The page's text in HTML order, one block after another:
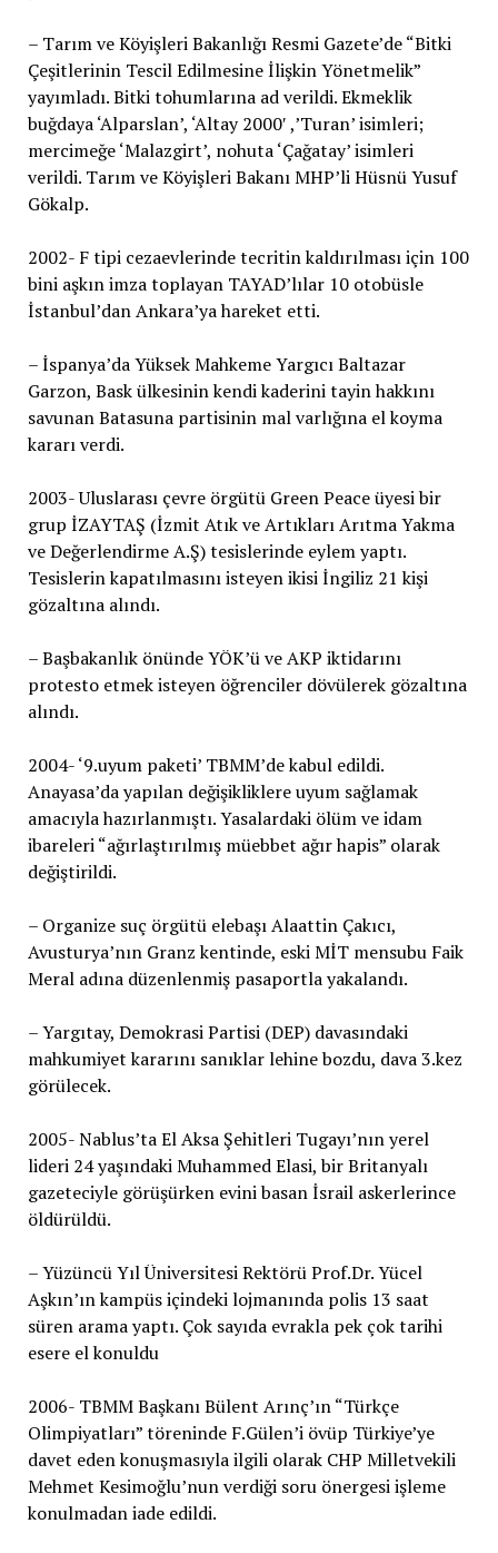
– Tarım ve Köyişleri Bakanlığı Resmi Gazete’de “Bitki
Çeşitlerinin Tescil Edilmesine İlişkin Yönetmelik”
yayımladı. Bitki tohumlarına ad verildi. Ekmeklik
buğdaya ‘Alparslan’, ‘Altay 2000′ ,’Turan’ isimleri;
mercimeğe ‘Malazgirt’, nohuta ‘Çağatay’ isimleri
verildi. Tarım ve Köyişleri Bakanı MHP’li Hüsnü Yusuf
Gökalp.
2002- F tipi cezaevlerinde tecritin kaldırılması için 100
bini aşkın imza toplayan TAYAD’lılar 10 otobüsle
İstanbul’dan Ankara’ya hareket etti.
– İspanya’da Yüksek Mahkeme Yargıcı Baltazar
Garzon, Bask ülkesinin kendi kaderini tayin hakkını
savunan Batasuna partisinin mal varlığına el koyma
kararı verdi.
2003- Uluslarası çevre örgütü Green Peace üyesi bir
grup İZAYTAŞ (İzmit Atık ve Artıkları Arıtma Yakma
ve Değerlendirme A.Ş) tesislerinde eylem yaptı.
Tesislerin kapatılmasını isteyen ikisi İngiliz 21 kişi
gözaltına alındı.
– Başbakanlık önünde YÖK’ü ve AKP iktidarını
protesto etmek isteyen öğrenciler dövülerek gözaltına
alındı.
2004- ‘9.uyum paketi’ TBMM’de kabul edildi.
Anayasa’da yapılan değişikliklere uyum sağlamak
amacıyla hazırlanmıştı. Yasalardaki ölüm ve idam
ibareleri “ağırlaştırılmış müebbet ağır hapis” olarak
değiştirildi.
– Organize suç örgütü elebaşı Alaattin Çakıcı,
Avusturya’nın Granz kentinde, eski MİT mensubu Faik
Meral adına düzenlenmiş pasaportla yakalandı.
– Yargıtay, Demokrasi Partisi (DEP) davasındaki
mahkumiyet kararını sanıklar lehine bozdu, dava 3.kez
görülecek.
2005- Nablus’ta El Aksa Şehitleri Tugayı’nın yerel
lideri 24 yaşındaki Muhammed Elasi, bir Britanyalı
gazeteciyle görüşürken evini basan İsrail askerlerince
öldürüldü.
– Yüzüncü Yıl Üniversitesi Rektörü Prof.Dr. Yücel
Aşkın’ın kampüs içindeki lojmanında polis 13 saat
süren arama yaptı. Çok sayıda evrakla pek çok tarihi
esere el konuldu
2006- TBMM Başkanı Bülent Arınç’ın “Türkçe
Olimpiyatları” töreninde F.Gülen’i övüp Türkiye’ye
davet eden konuşmasıyla ilgili olarak CHP Milletvekili
Mehmet Kesimoğlu’nun verdiği soru önergesi işleme
konulmadan iade edildi.